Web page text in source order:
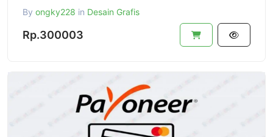
By ongky228 in Desain Grafis
Rp.300003